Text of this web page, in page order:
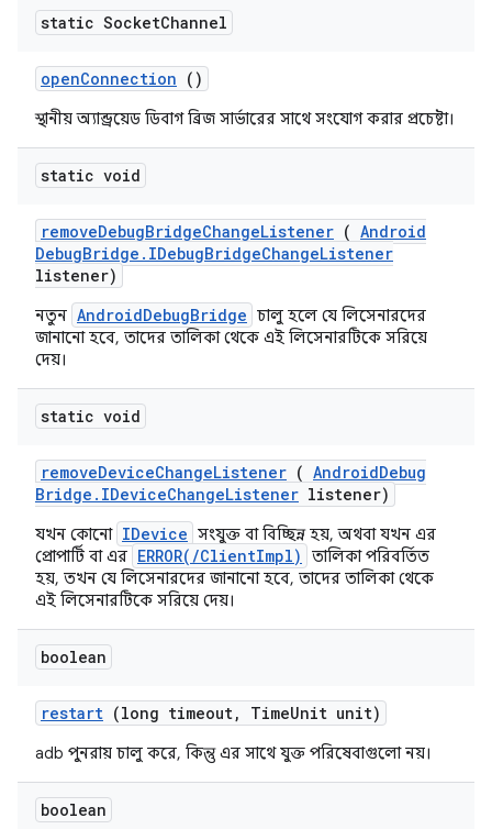
static SocketChannel
openConnection ()
স্থানীয় অ্যান্ড্রয়েড ডিবাগ ব্রিজ সার্ভারের সাথে সংযোগ করার প্রচেষ্টা।
static void
removeDebugBridgeChangeListener ( Android
DebugBridge . IDebugBridgeChangeListener
listener)
নতুন AndroidDebugBridge চালু হলে যে লিসেনারদের
জানানো হবে, তাদের তালিকা থেকে এই লিসেনারটিকে সরিয়ে
দেয়।
static void
removeDeviceChangeListener ( AndroidDebug
Bridge . IDeviceChangeListener listener)
যখন কোনো IDevice সংযুক্ত বা বিচ্ছিন্ন হয়, অথবা যখন এর
প্রোপার্টি বা এর ERROR(/ClientImpl)
তালিকা পরিবর্তিত
হয়, তখন যে লিসেনারদের জানানো হবে, তাদের তালিকা থেকে
এই লিসেনারটিকে সরিয়ে দেয়।
boolean
restart (long timeout, TimeUnit unit)
adb পুনরায় চালু করে, কিন্তু এর সাথে যুক্ত পরিষেবাগুলো নয়।
boolean